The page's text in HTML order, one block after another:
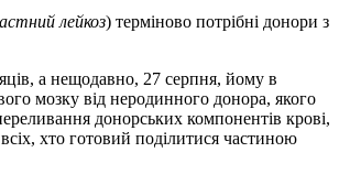
лейкоз) терміново потрібні донори з
а нещодавно, 27 серпня, йому в
мозку від неродинного донора, якого
донорських компонентів крові,
хто готовий поділитися частиною